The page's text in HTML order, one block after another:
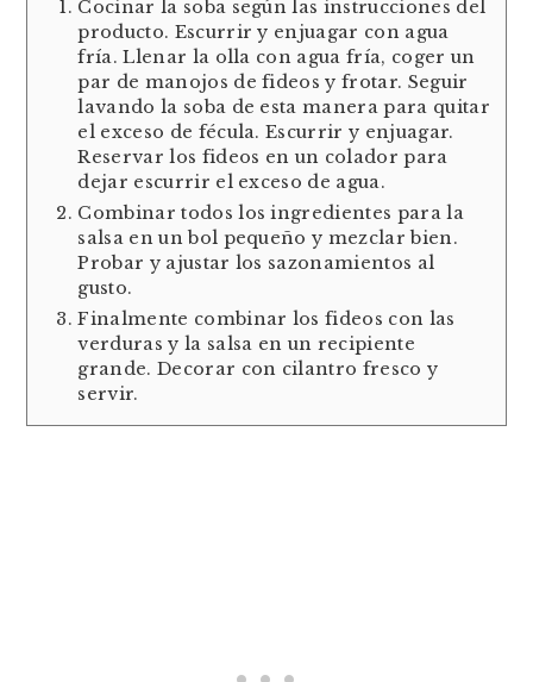
Cocinar la soba según las instrucciones del
producto. Escurrir y enjuagar con agua
fría. Llenar la olla con agua fría, coger un
par de manojos de fideos y frotar. Seguir
lavando la soba de esta manera para quitar
el exceso de fécula. Escurrir y enjuagar.
Reservar los fideos en un colador para
dejar escurrir el exceso de agua.
Combinar todos los ingredientes para la
salsa en un bol pequeño y mezclar bien.
Probar y ajustar los sazonamientos al
gusto.
Finalmente combinar los fideos con las
verduras y la salsa en un recipiente
grande. Decorar con cilantro fresco y
servir.